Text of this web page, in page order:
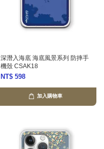
深潛入海底 海底風景系列 防摔手
機殼 CSAK18
NT$ 598
加入購物車